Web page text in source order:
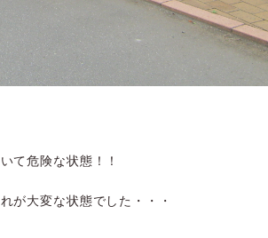
て危険な状態！！
が大変な状態でした・・・